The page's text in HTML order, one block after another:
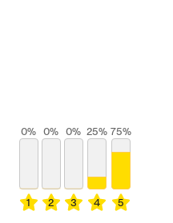
1
0%
2
0%
3
0%
4
25%
5
75%